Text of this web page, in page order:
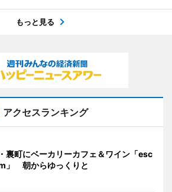
もっと見る
アクセスランキング
裏町にベーカリーカフェ＆ワイン「esc
」 朝からゆっくりと